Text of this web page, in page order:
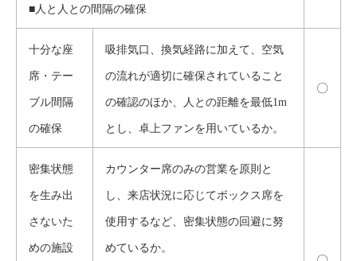
■人と人との間隔の確保
十分な座
席・テー
ブル間隔
の確保
吸排気口、換気経路に加えて、空気
の流れが適切に確保されていること
の確認のほか、人との距離を最低1m
とし、卓上ファンを用いているか。
〇
密集状態
を生み出
さないた
めの施設
カウンター席のみの営業を原則と
し、来店状況に応じてボックス席を
使用するなど、密集状態の回避に努
めているか。